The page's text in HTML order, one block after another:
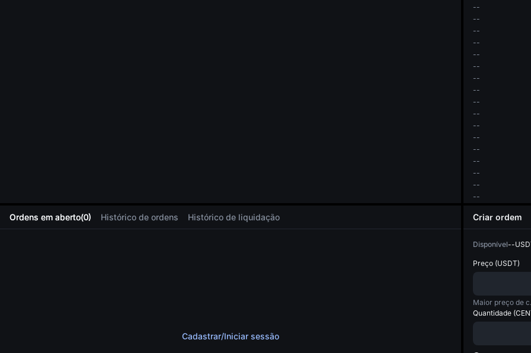
Ordens em aberto(0) Histórico de ordens Histórico de liquidação
Cadastrar/Iniciar sessão
--
--
--
--
--
--
--
--
--
--
--
--
--
--
--
--
--
Criar ordem
Disponível--
Preço(USDT)
Quantidade(